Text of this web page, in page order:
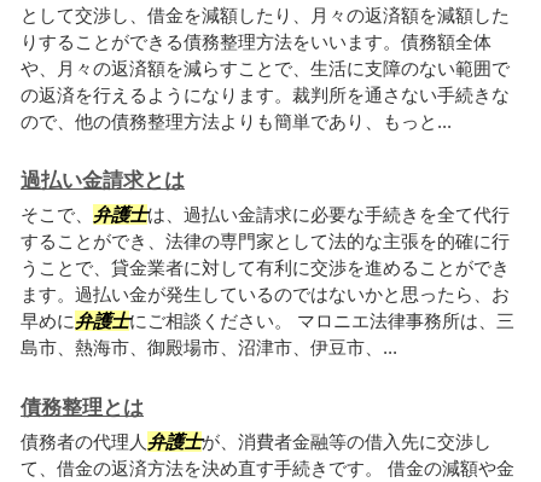
として交渉し、借金を減額したり、月々の返済額を減額した
りすることができる債務整理方法をいいます。債務額全体
や、月々の返済額を減らすことで、生活に支障のない範囲で
の返済を行えるようになります。裁判所を通さない手続きな
ので、他の債務整理方法よりも簡単であり、もっと...
過払い金請求とは
そこで、 弁護士は、過払い金請求に必要な手続きを全て代行
することができ、法律の専門家として法的な主張を的確に行
うことで、貸金業者に対して有利に交渉を進めることができ
ます。過払い金が発生しているのではないかと思ったら、お
早めに弁護士にご相談ください。 マロニエ法律事務所は、三
島市、熱海市、御殿場市、沼津市、伊豆市、...
債務整理とは
債務者の代理人 弁護士が、消費者金融等の借入先に交渉し
て、借金の返済方法を決め直す手続きです。 借金の減額や金